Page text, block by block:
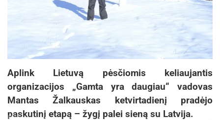
Aplink Lietuvą pėsčiomis keliaujantis
organizacijos „Gamta yra daugiau“ vadovas
Mantas Žalkauskas ketvirtadienį pradėjo
paskutinį etapą – žygį palei sieną su Latvija.